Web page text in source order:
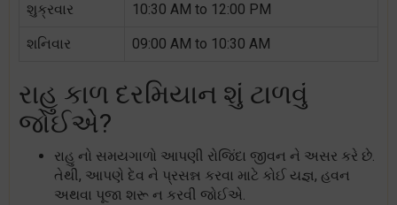
શુક્રવાર 10:30 AM to 12:00 PM
શનિવાર 09:00 AM to 10:30 AM
રાહુ કાળ દરમિયાન શું ટાળવું
જોઈએ?
રાહુ નો સમયગાળો આપણી રોજિંદા જીવન ને અસર કરે છે.
તેથી, આપણે દેવ ને પ્રસન્ન કરવા માટે કોઈ યજ્ઞ, હવન
અથવા પૂજા શરૂ ન કરવી જોઈએ.